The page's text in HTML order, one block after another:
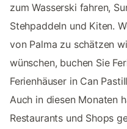
zum Wasserski fahren,
Stehpaddeln und Kiten.
von Palma zu schätzen
wünschen, buchen Sie
Ferienhäuser in Can
Auch in diesen Monaten
Restaurants und Shops